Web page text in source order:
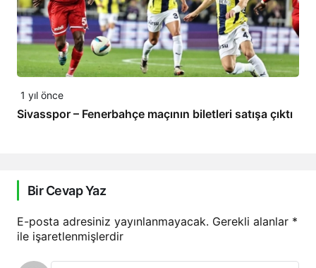
1 yıl önce
Sivasspor – Fenerbahçe maçının biletleri satışa çıktı
Bir Cevap Yaz
E-posta adresiniz yayınlanmayacak. Gerekli alanlar *
ile işaretlenmişlerdir